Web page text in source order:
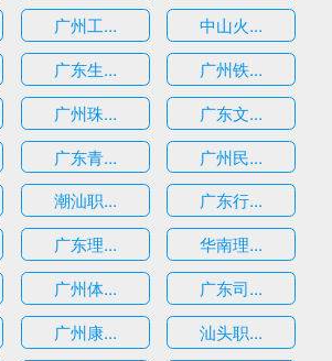
广州工...
中山火...
广东生...
广州铁...
广州珠...
广东文...
广东青...
广州民...
潮汕职...
广东行...
广东理...
华南理...
广州体...
广东司...
广州康...
汕头职...